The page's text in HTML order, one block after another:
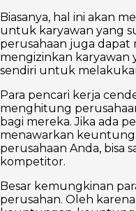
Biasanya, hal ini akan
untuk karyawan yang
perusahaan juga
mengizinkan karyawan
sendiri untuk
Para pencari kerja
menghitung
bagi mereka. Jika ada
menawarkan
perusahaan Anda, bisa
kompetitor.
Besar kemungkinan
perusahan. Oleh